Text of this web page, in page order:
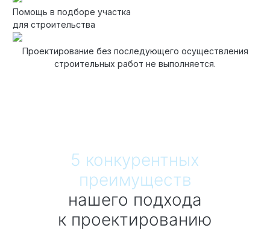
Помощь в подборе участка
для строительства
Проектирование без последующего осуществления
строительных работ не выполняется.
5 конкурентных
преимуществ
нашего подхода
к проектированию